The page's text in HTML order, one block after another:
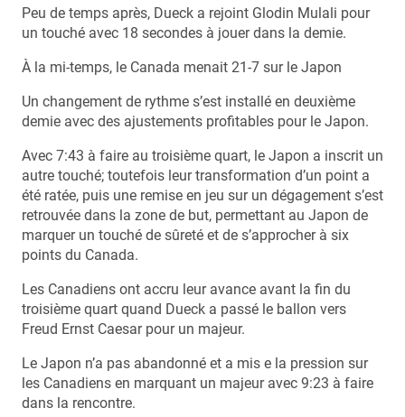
Peu de temps après, Dueck a rejoint Glodin Mulali pour
un touché avec 18 secondes à jouer dans la demie.
À la mi-temps, le Canada menait 21-7 sur le Japon
Un changement de rythme s’est installé en deuxième
demie avec des ajustements profitables pour le Japon.
Avec 7:43 à faire au troisième quart, le Japon a inscrit un
autre touché; toutefois leur transformation d’un point a
été ratée, puis une remise en jeu sur un dégagement s’est
retrouvée dans la zone de but, permettant au Japon de
marquer un touché de sûreté et de s’approcher à six
points du Canada.
Les Canadiens ont accru leur avance avant la fin du
troisième quart quand Dueck a passé le ballon vers
Freud Ernst Caesar pour un majeur.
Le Japon n’a pas abandonné et a mis e la pression sur
les Canadiens en marquant un majeur avec 9:23 à faire
dans la rencontre.